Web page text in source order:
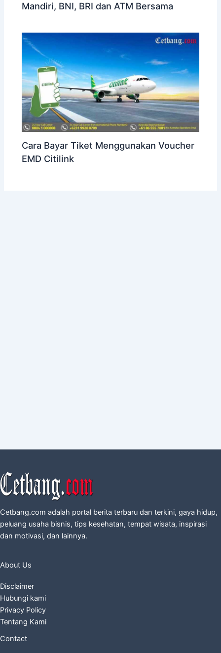
Mandiri, BNI, BRI dan ATM Bersama
Cara Bayar Tiket Menggunakan Voucher
EMD Citilink
Cetbang.com adalah portal berita terbaru dan terkini, gaya hidup,
peluang usaha bisnis, tips kesehatan, tempat wisata, inspirasi
dan motivasi, dan lainnya.
About Us
Disclaimer
Hubungi kami
Privacy Policy
Tentang Kami
Contact